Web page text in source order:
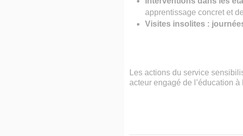
apprentissage concret et
Visites insolites :
Les actions du service
acteur engagé de l’éducation